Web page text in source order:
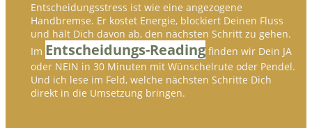
Entscheidungsstress ist wie eine angezogene
Handbremse. Er kostet Energie, blockiert Deinen Fluss
und hält Dich davon ab, den nächsten Schritt zu gehen.
Im Entscheidungs-Reading finden wir Dein JA
oder NEIN in 30 Minuten mit Wünschelrute oder Pendel.
Und ich lese im Feld, welche nächsten Schritte Dich
direkt in die Umsetzung bringen.